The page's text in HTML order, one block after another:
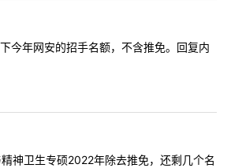
今年网安的招手名额，不含推免。回复内
神卫生专硕2022年除去推免，还剩几个名